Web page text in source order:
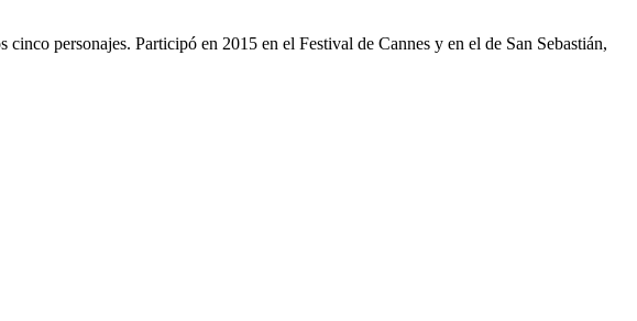
personajes. Participó en 2015 en el Festival de Cannes y en el de San Sebastián,